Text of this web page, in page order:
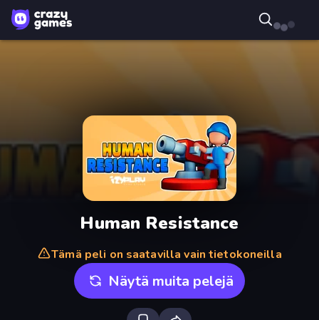
Human Resistance
Tämä peli on saatavilla vain tietokoneilla
Näytä muita pelejä